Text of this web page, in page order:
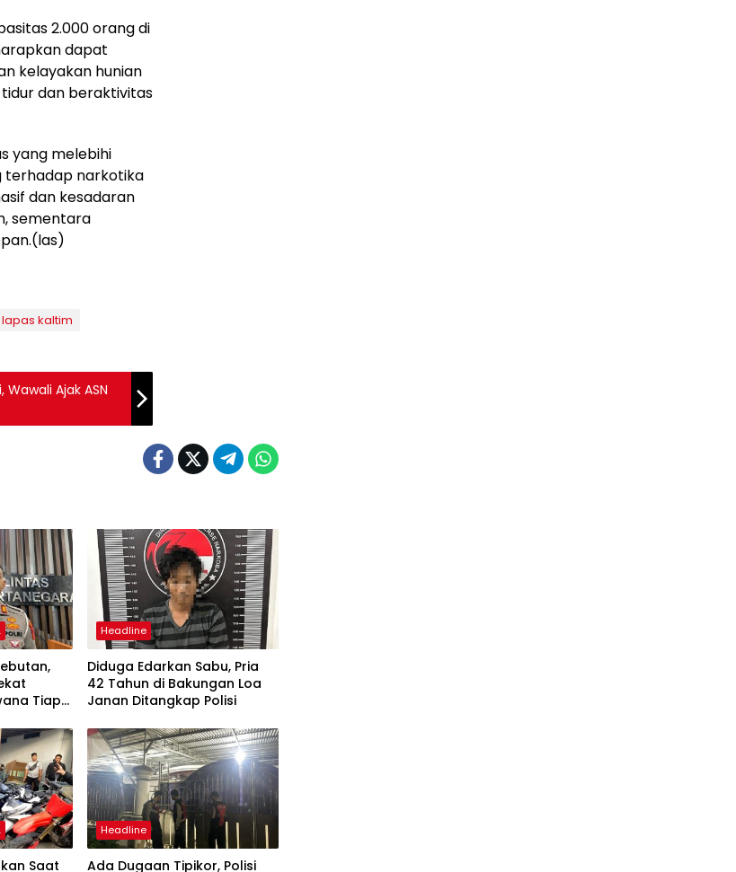
2.000 orang di
dapat
kelayakan hunian
dan beraktivitas
yang melebihi
terhadap narkotika
dan kesadaran
sementara
lapas kaltim
Ajak ASN
Tiap
Headline
Diduga Edarkan Sabu, Pria
42 Tahun di Bakungan Loa
Janan Ditangkap Polisi
Saat
Headline
Ada Dugaan Tipikor, Polisi